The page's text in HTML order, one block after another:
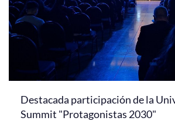
Destacada participación de la
Summit "Protagonistas 2030"